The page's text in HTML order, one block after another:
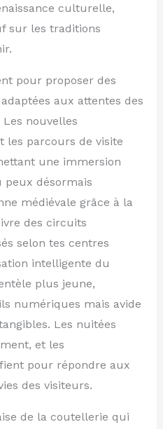
culturelle,
sur les traditions
pour proposer des
aux attentes des
nouvelles
les parcours de visite
une immersion
peux désormais
médiévale grâce à la
des circuits
selon tes centres
intelligente du
plus jeune,
numériques mais avide
Les nuitées
et les
pour répondre aux
des visiteurs.
de la coutellerie qui